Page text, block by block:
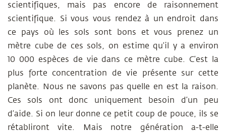
scientifiques, mais pas encore de raisonnement
scientifique. Si vous vous rendez à un endroit dans
ce pays où les sols sont bons et vous prenez un
mètre cube de ces sols, on estime qu’il y a environ
10 000 espèces de vie dans ce mètre cube. C’est la
plus forte concentration de vie présente sur cette
planète. Nous ne savons pas quelle en est la raison.
Ces sols ont donc uniquement besoin d’un peu
d’aide. Si on leur donne ce petit coup de pouce, ils se
rétabliront vite. Mais notre génération a-t-elle